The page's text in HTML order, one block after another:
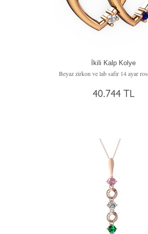
İkili Kalp Kolye
40.744 TL